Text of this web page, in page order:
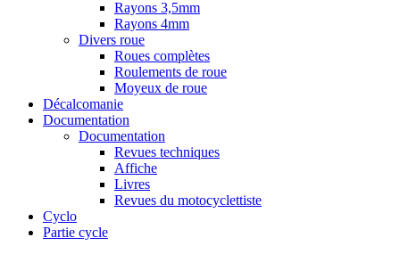
Rayons 3,5mm
Rayons 4mm
Divers roue
Roues complètes
Roulements de roue
Moyeux de roue
Décalcomanie
Documentation
Documentation
Revues techniques
Affiche
Livres
Revues du motocyclettiste
Cyclo
Partie cycle